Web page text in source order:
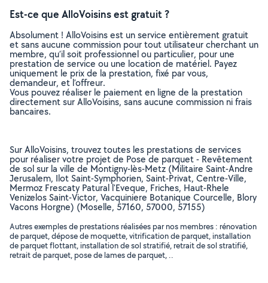
Est-ce que AlloVoisins est gratuit ?
Absolument ! AlloVoisins est un service entièrement gratuit
et sans aucune commission pour tout utilisateur cherchant un
membre, qu’il soit professionnel ou particulier, pour une
prestation de service ou une location de matériel. Payez
uniquement le prix de la prestation, fixé par vous,
demandeur, et l’offreur.
Vous pouvez réaliser le paiement en ligne de la prestation
directement sur AlloVoisins, sans aucune commission ni frais
bancaires.
Sur AlloVoisins, trouvez toutes les prestations de services
pour réaliser votre projet de Pose de parquet - Revêtement
de sol sur la ville de Montigny-lès-Metz (Militaire Saint-Andre
Jerusalem, Ilot Saint-Symphorien, Saint-Privat, Centre-Ville,
Mermoz Frescaty Patural l'Eveque, Friches, Haut-Rhele
Venizelos Saint-Victor, Vacquiniere Botanique Courcelle, Blory
Vacons Horgne) (Moselle, 57160, 57000, 57155)
Autres exemples de prestations réalisées par nos membres : rénovation
de parquet, dépose de moquette, vitrification de parquet, installation
de parquet flottant, installation de sol stratifié, retrait de sol stratifié,
retrait de parquet, pose de lames de parquet, ..